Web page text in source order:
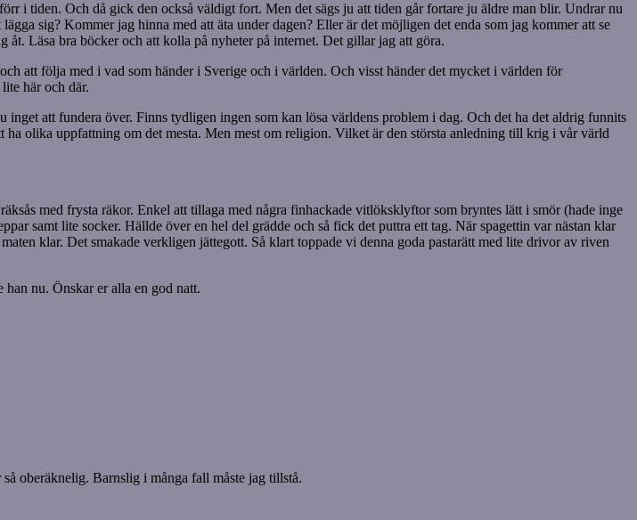
i tiden. Och då gick den också väldigt fort. Men det sägs ju att tiden går fortare ju äldre man blir. Undrar nu
sig? Kommer jag hinna med att äta under dagen? Eller är det möjligen det enda som jag kommer att se
Läsa bra böcker och att kolla på nyheter på internet. Det gillar jag att göra.
att följa med i vad som händer i Sverige och i världen. Och visst händer det mycket i världen för
här och där.
att fundera över. Finns tydligen ingen som kan lösa världens problem i dag. Och det ha det aldrig funnits
olika uppfattning om det mesta. Men mest om religion. Vilket är den största anledning till krig i vår värld
med frysta räkor. Enkel att tillaga med några finhackade vitlöksklyftor som bryntes lätt i smör (hade inge
samt lite socker. Hällde över en hel del grädde och så fick det puttra ett tag. När spagettin var nästan klar
klar. Det smakade verkligen jättegott. Så klart toppade vi denna goda pastarätt med lite drivor av riven
nu. Önskar er alla en god natt.
oberäknelig. Barnslig i många fall måste jag tillstå.